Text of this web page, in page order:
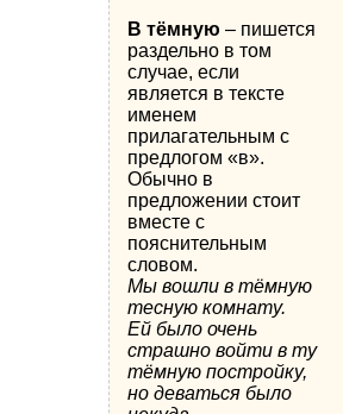
В тёмную – пишется
раздельно в том
случае, если
является в тексте
именем
прилагательным с
предлогом «в».
Обычно в
предложении стоит
вместе с
пояснительным
словом.
Мы вошли в тёмную
тесную комнату.
Ей было очень
страшно войти в ту
тёмную постройку,
но деваться было